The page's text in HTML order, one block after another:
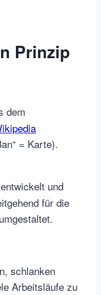
Prinzip
dem
= Karte).
entwickelt und
für die
umgestaltet.
schlanken
Arbeitsläufe zu